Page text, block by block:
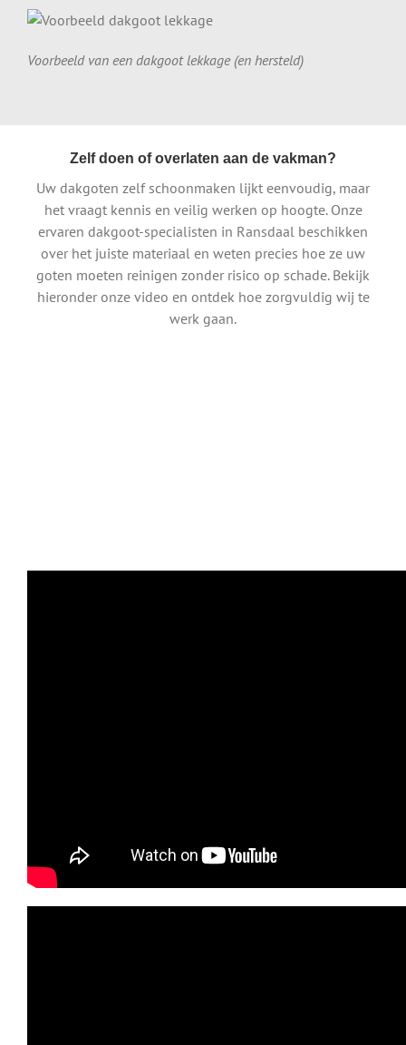
Voorbeeld van een dakgoot lekkage (en hersteld)
Zelf doen of overlaten aan de vakman?
Uw dakgoten zelf schoonmaken lijkt eenvoudig, maar
het vraagt kennis en veilig werken op hoogte. Onze
ervaren dakgoot-specialisten in Ransdaal beschikken
over het juiste materiaal en weten precies hoe ze uw
goten moeten reinigen zonder risico op schade. Bekijk
hieronder onze video en ontdek hoe zorgvuldig wij te
werk gaan.